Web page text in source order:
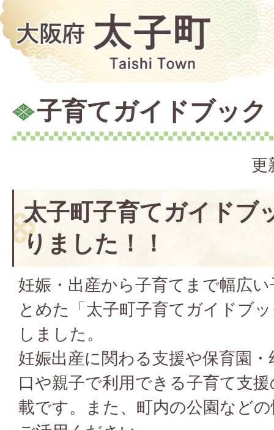
子育てガイドブック
更
太子町子育てガイドブ
りました！！
妊娠・出産から子育てまで幅広
とめた「太子町子育てガイドブ
しました。
妊娠出産に関わる支援や保育園
口や親子で利用できる子育て支
載です。また、町内の公園など